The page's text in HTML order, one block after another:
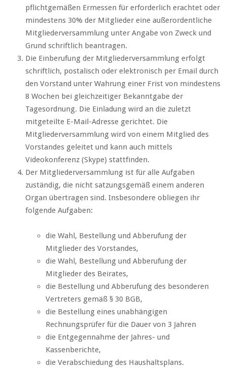
pflichtgemäßen Ermessen für erforderlich erachtet oder
mindestens 30% der Mitglieder eine außerordentliche
Mitgliederversammlung unter Angabe von Zweck und
Grund schriftlich beantragen.
Die Einberufung der Mitgliederversammlung erfolgt
schriftlich, postalisch oder elektronisch per Email durch
den Vorstand unter Wahrung einer Frist von mindestens
8 Wochen bei gleichzeitiger Bekanntgabe der
Tagesordnung. Die Einladung wird an die zuletzt
mitgeteilte E-Mail-Adresse gerichtet. Die
Mitgliederversammlung wird von einem Mitglied des
Vorstandes geleitet und kann auch mittels
Videokonferenz (Skype) stattfinden.
Der Mitgliederversammlung ist für alle Aufgaben
zuständig, die nicht satzungsgemäß einem anderen
Organ übertragen sind. Insbesondere obliegen ihr
folgende Aufgaben:
die Wahl, Bestellung und Abberufung der
Mitglieder des Vorstandes,
die Wahl, Bestellung und Abberufung der
Mitglieder des Beirates,
die Bestellung und Abberufung des besonderen
Vertreters gemäß § 30 BGB,
die Bestellung eines unabhängigen
Rechnungsprüfer für die Dauer von 3 Jahren
die Entgegennahme der Jahres- und
Kassenberichte,
die Verabschiedung des Haushaltsplans.